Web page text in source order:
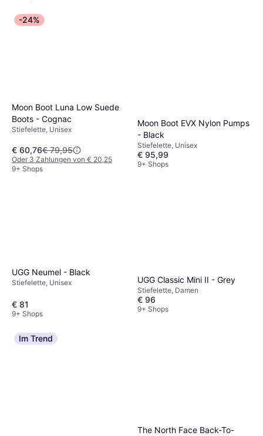
-24%
Moon Boot Luna Low Suede
Boots - Cognac
Stiefelette, Unisex
€ 60,76€ 79,95
Oder 3 Zahlungen von € 20,25
9+ Shops
Moon Boot EVX Nylon Pumps
- Black
Stiefelette, Unisex
€ 95,99
9+ Shops
UGG Neumel - Black
Stiefelette, Unisex
€ 81
9+ Shops
UGG Classic Mini II - Grey
Stiefelette, Damen
€ 96
9+ Shops
Im Trend
The North Face Back-To-